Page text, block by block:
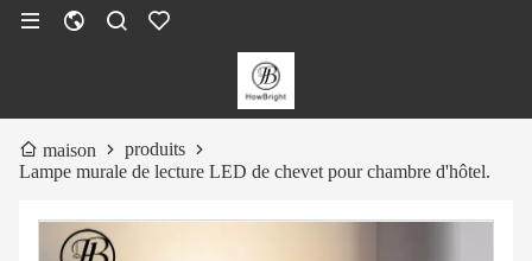
maison
produits
Lampe murale de lecture LED de chevet pour chambre d'hôtel.